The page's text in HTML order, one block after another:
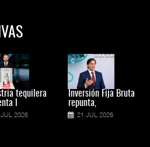
tequilera
l
2026
Inversión Fija Bruta
repunta,
21 JUL 2026